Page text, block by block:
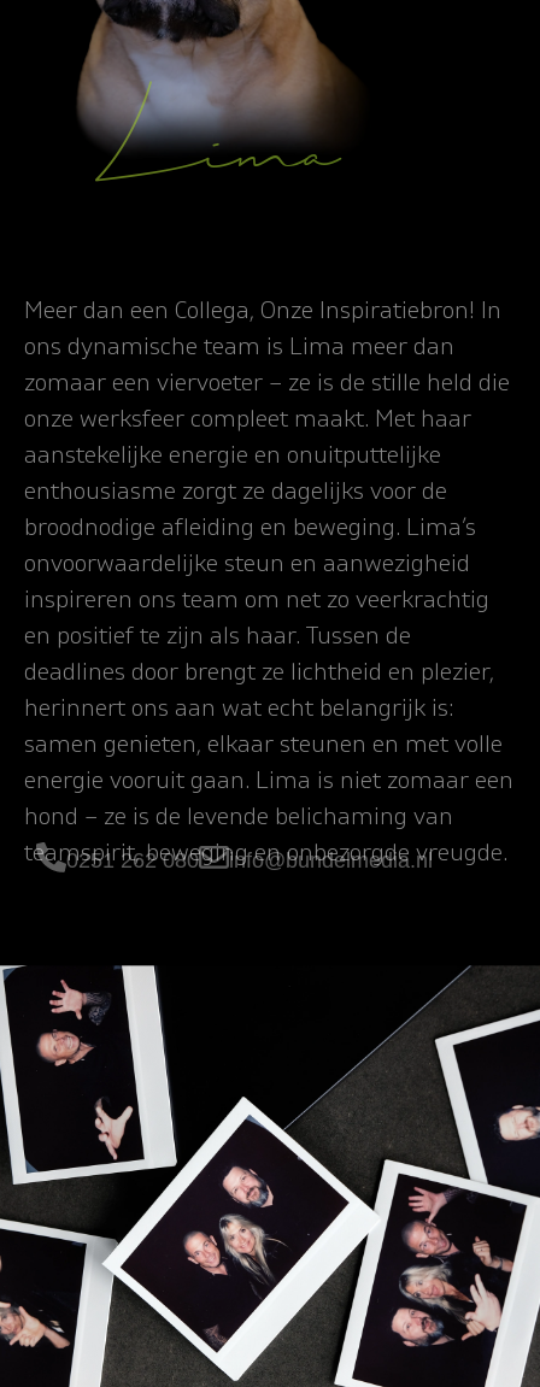
Lima
Meer dan een Collega, Onze Inspiratiebron! In
ons dynamische team is Lima meer dan
zomaar een viervoeter – ze is de stille held die
onze werksfeer compleet maakt. Met haar
aanstekelijke energie en onuitputtelijke
enthousiasme zorgt ze dagelijks voor de
broodnodige afleiding en beweging. Lima’s
onvoorwaardelijke steun en aanwezigheid
inspireren ons team om net zo veerkrachtig
en positief te zijn als haar. Tussen de
deadlines door brengt ze lichtheid en plezier,
herinnert ons aan wat echt belangrijk is:
samen genieten, elkaar steunen en met volle
energie vooruit gaan. Lima is niet zomaar een
hond – ze is de levende belichaming van
teamspirit, beweging en onbezorgde vreugde.
0251 262 080 info@bundelmedia.nl